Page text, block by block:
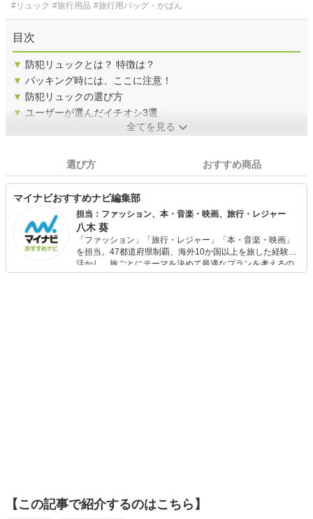
#リュック #旅行用品 #旅行用バッグ・かばん
目次
▼ 防犯リュックとは？ 特徴は？
▼ パッキング時には、ここに注意！
▼ 防犯リュックの選び方
▼ ユーザーが選んだイチオシ3選
全てを見る
選び方 おすすめ商品
マイナビおすすめナビ編集部
担当：ファッション、本・音楽・映画、旅行・レジャー
八木 葵
「ファッション」「旅行・レジャー」「本・音楽・映画」
を担当。47都道府県制覇、海外10か国以上を旅した経験を
活かし、旅ごとにテーマを決めて最適なプランを考えるの
が得意。また、アパレルショップでの販売経験もあり。誰
【この記事で紹介するのはこちら】